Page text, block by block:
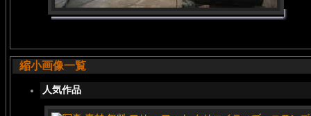
縮小画像一覧
人気作品